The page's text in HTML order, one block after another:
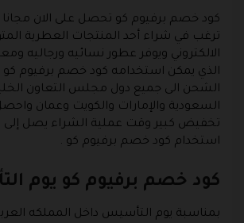
كود خصم برفيوم كو تحصل على الان مجانا
ترغب في شراء أحد المنتجات العطرية
الالكتروني ويوفر عطور نسائيه ورجاليه
الذي يمكن استخدامه كود خصم برفيوم كو
الشحن الى جميع دول مجلس التعاون
السعودية والإمارات والكويت وعمان
استخدام كود خصم برفيوم كو .
كود خصم برفيوم كو يوم
بمناسبة يوم التأسيس داخل المملكه